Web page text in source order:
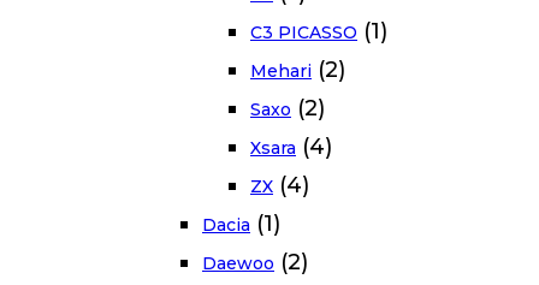
C3 PICASSO (1)
Mehari (2)
Saxo (2)
Xsara (4)
ZX (4)
Dacia (1)
Daewoo (2)